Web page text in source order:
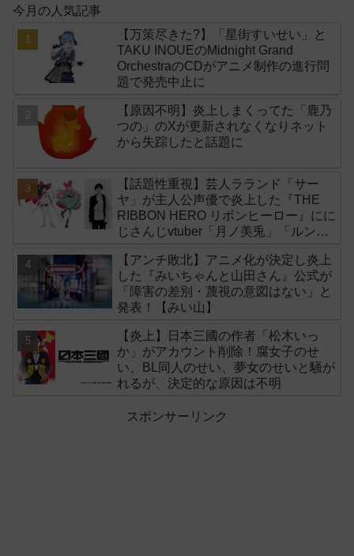
今月の人気記事
【万策尽きた?】「星街すいせい」と
TAKU INOUEのMidnight Grand
OrchestraのCDがアニメ制作の進行問
題で発売中止に
【原因不明】炎上しまくってた「鹿乃
つの」のXが更新されなくなりネット
から失踪したと話題に
【話題性重視】芸人ラランド「サー
ヤ」が主人公声優で炎上した『THE
RIBBON HERO リボンヒーロー』にに
じさんじvtuber「月ノ美兎」「ルンル
【アンチ敗北】アニメ化が決定し炎上
した『みいちゃんと山田さん』公式が
「障害の差別・蔑視の意図はない」と
発表！【みい山】
【炎上】日本三國の作者「松木いっ
か」がアカウント削除！腐女子のせ
い、BL同人のせい、夢女のせいと騒が
れるが、決定的な原因は不明
スポンサーリンク